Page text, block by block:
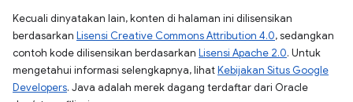
Kecuali dinyatakan lain, konten di halaman ini dilisensikan
berdasarkan Lisensi Creative Commons Attribution 4.0, sedangkan
contoh kode dilisensikan berdasarkan Lisensi Apache 2.0. Untuk
mengetahui informasi selengkapnya, lihatKebijakan Situs Google
Developers. Java adalah merek dagang terdaftar dari Oracle